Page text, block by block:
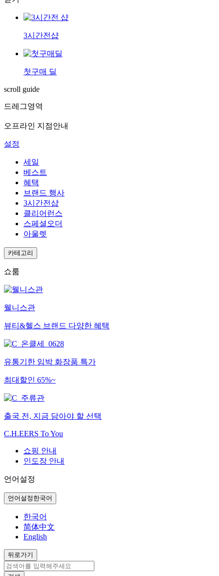
3시간전샵
첫구매 딜
scroll guide
드레그영역
오프라인 지점안내
설정
세일
베스트
혜택
브랜드 행사
3시간전샵
클리어런스
스페셜오더
아울렛
카테고리
쇼룸
웰니스관
뷰티&헬스 브랜드 다양한 혜택
유통기한 임박 화장품 특가
최대할인 65%~
출국 전, 지금 담아야 할 선택
C.H.EERS To You
쇼핑 안내
인도장 안내
언어설정
언어설정 한국어
한국어
简体中文
English
뒤로가기